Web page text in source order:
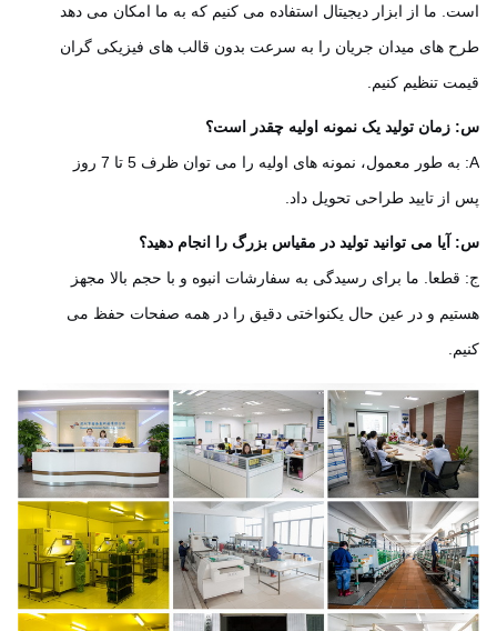
ما از ابزار دیجیتال استفاده می کنیم که به ما امکان می دهد
های میدان جریان را به سرعت بدون قالب های فیزیکی گران
تنظیم کنیم.
تولید یک نمونه اولیه چقدر است؟
A: به طور معمول، نمونه های اولیه را می توان ظرف 5 تا 7 روز
تایید طراحی تحویل داد.
می توانید تولید در مقیاس بزرگ را انجام دهید؟
ما برای رسیدگی به سفارشات انبوه و با حجم بالا مجهز
و در عین حال یکنواختی دقیق را در همه صفحات حفظ می